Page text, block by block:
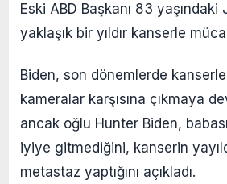
Eski ABD Başkanı 83 yaşındaki
yaklaşık bir yıldır kanserle
Biden, son dönemlerde
kameralar karşısına çıkmaya
ancak oğlu Hunter Biden,
iyiye gitmediğini, kanserin
metastaz yaptığını açıkladı.